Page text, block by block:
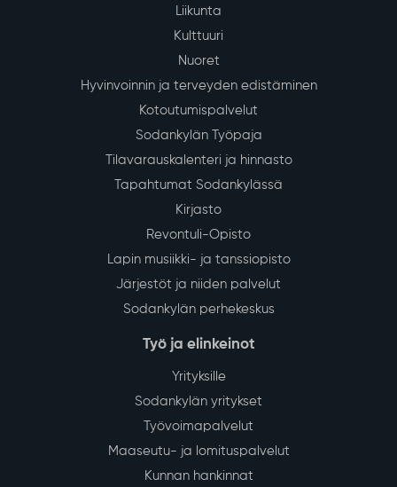
Liikunta
Kulttuuri
Nuoret
Hyvinvoinnin ja terveyden edistäminen
Kotoutumispalvelut
Sodankylän Työpaja
Tilavarauskalenteri ja hinnasto
Tapahtumat Sodankylässä
Kirjasto
Revontuli-Opisto
Lapin musiikki- ja tanssiopisto
Järjestöt ja niiden palvelut
Sodankylän perhekeskus
Työ ja elinkeinot
Yrityksille
Sodankylän yritykset
Työvoimapalvelut
Maaseutu- ja lomituspalvelut
Kunnan hankinnat